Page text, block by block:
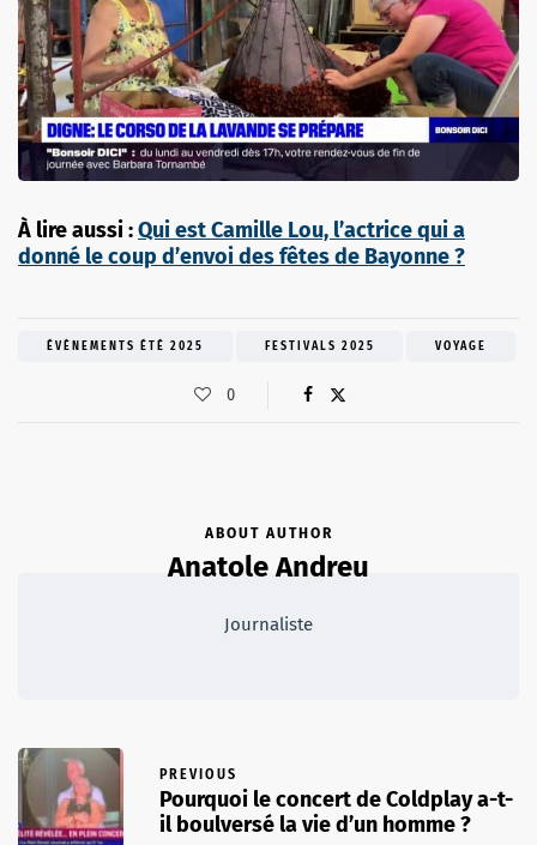
À lire aussi :Qui est Camille Lou, l’actrice qui a
donné le coup d’envoi des fêtes de Bayonne ?
ÉVÈNEMENTS ÉTÉ 2025 FESTIVALS 2025 VOYAGE
0
ABOUT AUTHOR
Anatole Andreu
Journaliste
PREVIOUS
Pourquoi le concert de Coldplay a-t-
il boulversé la vie d’un homme ?